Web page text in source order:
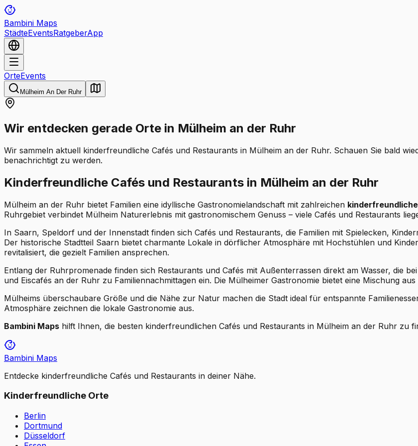
Bambini Maps
StädteEventsRatgeberApp
OrteEvents
Mülheim An Der Ruhr
Wir entdecken gerade Orte in Mülheim an der Ruhr
Wir sammeln aktuell kinderfreundliche Cafés und Restaurants in Mülheim an der Ruhr. Schauen Sie bald
benachrichtigt zu werden.
Kinderfreundliche Cafés und Restaurants in Mülheim an der Ruhr
Mülheim an der Ruhr bietet Familien eine idyllische Gastronomielandschaft mit zahlreichen
Ruhrgebiet verbindet Mülheim Naturerlebnis mit gastronomischem Genuss – viele Cafés und Restaurants
In Saarn, Speldorf und der Innenstadt finden sich Cafés und Restaurants, die Familien mit Spielecken,
Der historische Stadtteil Saarn bietet charmante Lokale in dörflicher Atmosphäre mit Hochstühlen und
revitalisiert, die gezielt Familien ansprechen.
Entlang der Ruhrpromenade finden sich Restaurants und Cafés mit Außenterrassen direkt am Wasser, die
und Eiscafés an der Ruhr zu Familiennachmittagen ein. Die Mülheimer Gastronomie bietet eine Mischung
Mülheims überschaubare Größe und die Nähe zur Natur machen die Stadt ideal für entspannte
Atmosphäre zeichnen die lokale Gastronomie aus.
Bambini Maps hilft Ihnen, die besten kinderfreundlichen Cafés und Restaurants in Mülheim an der Ruhr zu
Bambini Maps
Entdecke kinderfreundliche Cafés und Restaurants in deiner Nähe.
Kinderfreundliche Orte
Berlin
Dortmund
Düsseldorf